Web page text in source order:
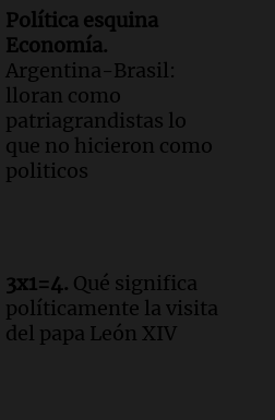
de Milán y su
la municipalidad para
Córdoba
Fenoy celebra la visita
y reflexiona
Política esquina
Economía.
Argentina-Brasil:
lloran como
patriagrandistas lo
que no hicieron como
politicos
3x1=4. Qué significa
políticamente la visita
del papa León XIV